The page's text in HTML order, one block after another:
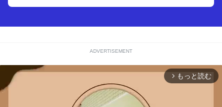
ADVERTISEMENT
arrow_forward_ios もっと読む